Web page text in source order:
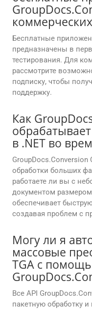
Бесплатные
предназначены в
тестирования. Для
рассмотрите
подписку, чтобы
поддержку.
Как
в .NET во
обработки больших
работаете ли вы с
документом размером
обеспечивает
создавая проблем с
Могу ли я
массовые
TGA с
Все API
пакетную обработку